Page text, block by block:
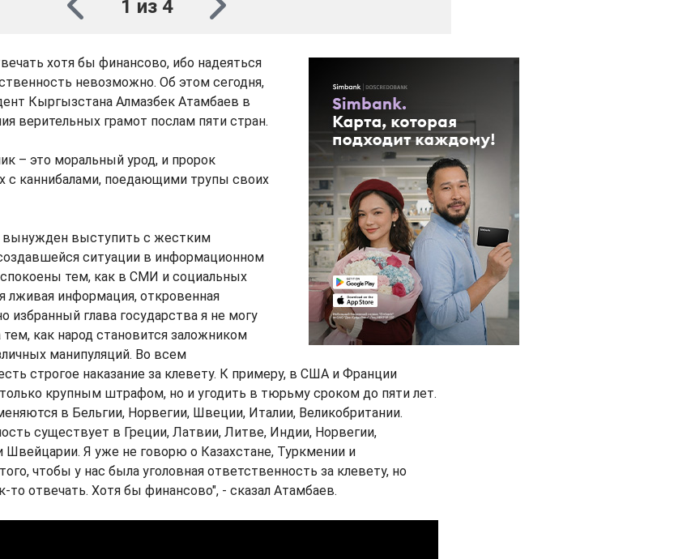
1 из 4
хотя бы финансово, ибо надеяться
невозможно. Об этом сегодня,
Кыргызстана Алмазбек Атамбаев в
верительных грамот послам пяти стран.
– это моральный урод, и пророк
с каннибалами, поедающими трупы своих
вынужден выступить с жестким
ситуации в информационном
тем, как в СМИ и социальных
лживая информация, откровенная
избранный глава государства я не могу
как народ становится заложником
манипуляций. Во всем
строгое наказание за клевету. К примеру, в США и Франции
крупным штрафом, но и угодить в тюрьму сроком до пяти лет.
в Бельгии, Норвегии, Швеции, Италии, Великобритании.
существует в Греции, Латвии, Литве, Индии, Норвегии,
Швейцарии. Я уже не говорю о Казахстане, Туркмении и
чтобы у нас была уголовная ответственность за клевету, но
то отвечать. Хотя бы финансово", - сказал Атамбаев.